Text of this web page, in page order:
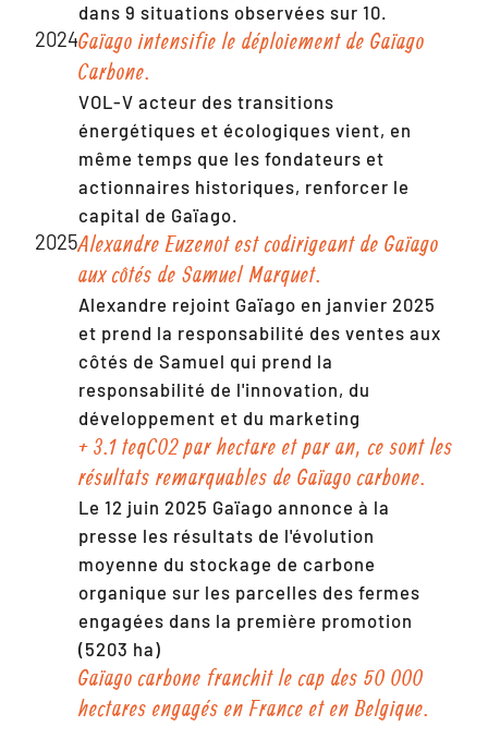
dans 9 situations observées sur 10.
2024Gaïago intensifie le déploiement de Gaïago
Carbone.
VOL-V acteur des transitions
énergétiques et écologiques vient, en
même temps que les fondateurs et
actionnaires historiques, renforcer le
capital de Gaïago.
2025Alexandre Euzenot est codirigeant de Gaïago
aux côtés de Samuel Marquet.
Alexandre rejoint Gaïago en janvier 2025
et prend la responsabilité des ventes aux
côtés de Samuel qui prend la
responsabilité de l'innovation, du
développement et du marketing
+ 3.1 teqC02 par hectare et par an, ce sont les
résultats remarquables de Gaïago carbone.
Le 12 juin 2025 Gaïago annonce à la
presse les résultats de l'évolution
moyenne du stockage de carbone
organique sur les parcelles des fermes
engagées dans la première promotion
(5203 ha)
Gaïago carbone franchit le cap des 50 000
hectares engagés en France et en Belgique.